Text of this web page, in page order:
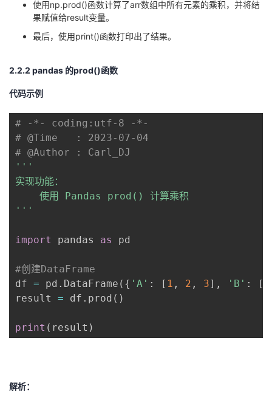
使用np.prod()函数计算了arr数组中所有元素的乘积，并将结
果赋值给result变量。
最后，使用print()函数打印出了结果。
2.2.2 pandas 的prod()函数
代码示例
# -*- coding:utf-8 -*-
# @Time   : 2023-07-04
# @Author : Carl_DJ
'''
实现功能：
    使用 Pandas prod() 计算乘积
'''
import pandas as pd
#创建DataFrame
df = pd . DataFrame ( { 'A' : [ 1 , 2 , 3] , 'B' : [
result = df . prod ( )
print ( result )
解析：